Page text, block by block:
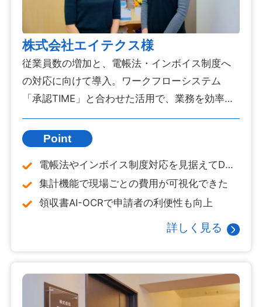
株式会社エイテクス様
従業員数の増加と、電帳法・インボイス制度へ
の対応に向けて導入。ワークフローシステム
「承認TIME」と合わせた活用で、業務を効率化
できました。
Point
電帳法やインボイス制度対応を見据えてDX
化
集計機能で現場ごとの費用が可視化できた
領収書AI-OCRで申請者の利便性も向上
詳しく見る